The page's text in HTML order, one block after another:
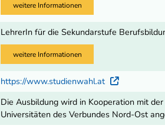
weitere Informationen
LehrerIn für die Sekundarstufe
weitere Informationen
https://www.studienwahl.at Externer
Die Ausbildung wird in Kooperation mit
Universitäten des Verbundes Nord-Ost